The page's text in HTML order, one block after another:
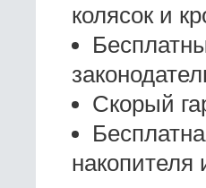
колясок и
Скорый